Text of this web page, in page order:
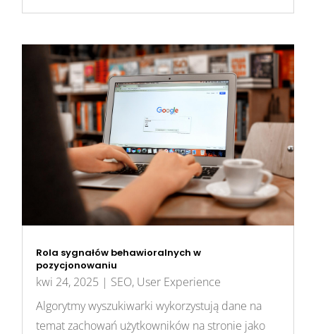
Rola sygnałów behawioralnych w
pozycjonowaniu
kwi 24, 2025 | SEO, User Experience
Algorytmy wyszukiwarki wykorzystują dane na
temat zachowań użytkowników na stronie jako